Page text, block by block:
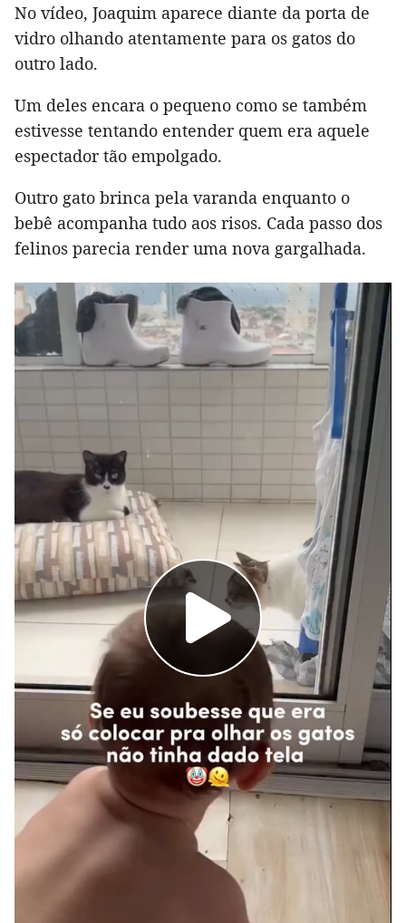
No vídeo, Joaquim aparece diante da porta de
vidro olhando atentamente para os gatos do
outro lado.
Um deles encara o pequeno como se também
estivesse tentando entender quem era aquele
espectador tão empolgado.
Outro gato brinca pela varanda enquanto o
bebê acompanha tudo aos risos. Cada passo dos
felinos parecia render uma nova gargalhada.